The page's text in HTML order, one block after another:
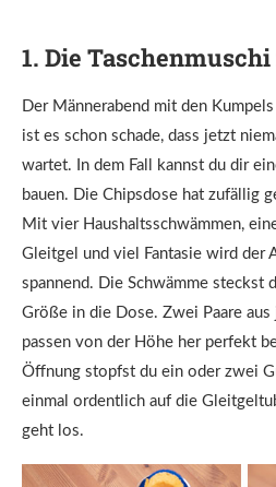
1. Die
Der Männerabend mit den
ist es schon schade, dass jetzt
wartet. In dem Fall kannst du dir
bauen. Die Chipsdose hat zufällig
Mit vier Haushaltsschwämmen,
Gleitgel und viel Fantasie wird der
spannend. Die Schwämme steckst
Größe in die Dose. Zwei Paare
passen von der Höhe her perfekt
Öffnung stopfst du ein oder zwei
einmal ordentlich auf die
geht los.